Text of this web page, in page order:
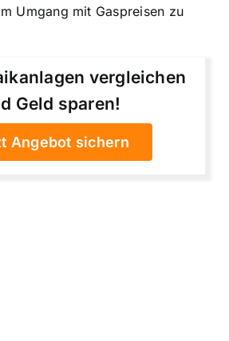
Umgang mit Gaspreisen zu
vergleichen
Geld sparen!
Angebot sichern